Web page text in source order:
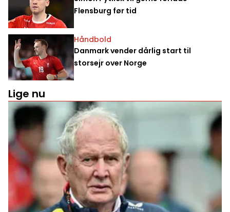
Flensburg før tid
Håndbold
Danmark vender dårlig start til
storsejr over Norge
Lige nu